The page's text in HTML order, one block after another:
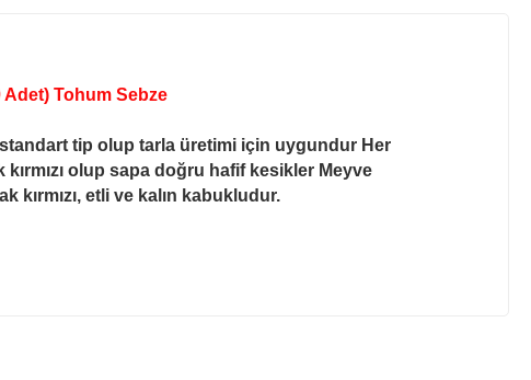
Adet) Tohum Sebze
tip olup tarla üretimi için uygundur Her
olup sapa doğru hafif kesikler Meyve
etli ve kalın kabukludur.